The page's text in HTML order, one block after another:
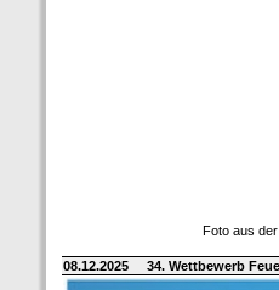
Foto aus
08.12.2025 34. Wettbewerb